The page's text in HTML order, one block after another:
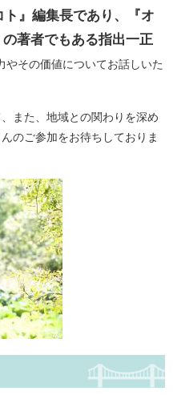
ト』編集長であり、『オ
著者でもある指出一正
やその価値についてお話しいた
また、地域との関わりを深め
のご参加をお待ちしておりま